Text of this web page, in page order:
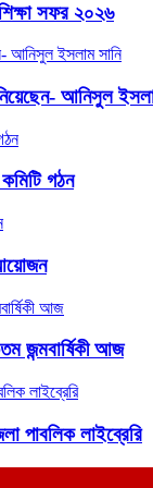
সফর ২০২৬
আনিসুল
গঠন
জন্মবার্ষিকী আজ
পাবলিক লাইব্রেরি